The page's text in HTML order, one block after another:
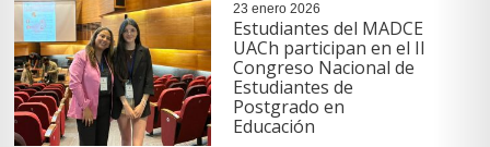
23 enero 2026
Estudiantes del MADCE
UACh participan en el II
Congreso Nacional de
Estudiantes de
Postgrado en
Educación